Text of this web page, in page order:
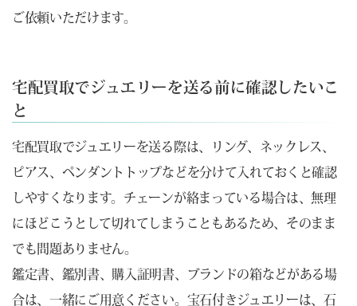
ご依頼いただけます。
宅配買取でジュエリーを送る前に確認したいこ
と
宅配買取でジュエリーを送る際は、リング、ネックレス、
ピアス、ペンダントトップなどを分けて入れておくと確認
しやすくなります。チェーンが絡まっている場合は、無理
にほどこうとして切れてしまうこともあるため、そのまま
でも問題ありません。
鑑定書、鑑別書、購入証明書、ブランドの箱などがある場
合は、一緒にご用意ください。宝石付きジュエリーは、石